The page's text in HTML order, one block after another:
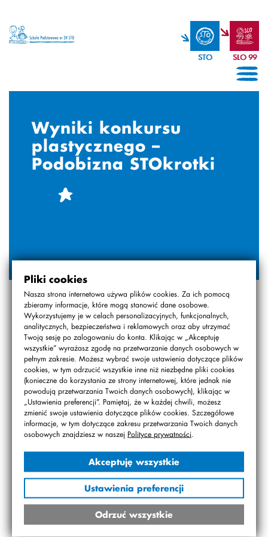
Pliki cookies
Nasza strona internetowa używa plików cookies. Za ich pomocą
zbieramy informacje, które mogą stanowić dane osobowe.
Wykorzystujemy je w celach personalizacyjnych, funkcjonalnych,
analitycznych, bezpieczeństwa i reklamowych oraz aby utrzymać
Twoją sesję po zalogowaniu do konta. Klikając w „Akceptuję
wszystkie” wyrażasz zgodę na przetwarzanie danych osobowych w
pełnym zakresie. Możesz wybrać swoje ustawienia dotyczące plików
cookies, w tym odrzucić wszystkie inne niż niezbędne pliki cookies
(konieczne do korzystania ze strony internetowej, które jednak nie
powodują przetwarzania Twoich danych osobowych), klikając w
„Ustawienia preferencji”. Pamiętaj, że w każdej chwili, możesz
zmienić swoje ustawienia dotyczące plików cookies. Szczegółowe
informacje, w tym dotyczące zakresu przetwarzania Twoich danych
osobowych znajdziesz w naszej Polityce prywatności
Akceptuję wszystkie
Ustawienia preferencji
Odrzuć wszystkie
STO SLO 99
Wyniki konkursu
plastycznego –
Podobizna STOkrotki